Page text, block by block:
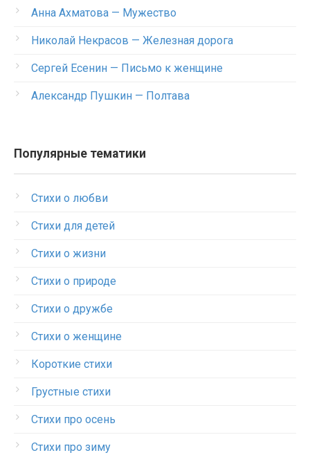
Анна Ахматова — Мужество
Николай Некрасов — Железная дорога
Сергей Есенин — Письмо к женщине
Александр Пушкин — Полтава
Популярные тематики
Стихи о любви
Стихи для детей
Стихи о жизни
Стихи о природе
Стихи о дружбе
Стихи о женщине
Короткие стихи
Грустные стихи
Стихи про осень
Стихи про зиму